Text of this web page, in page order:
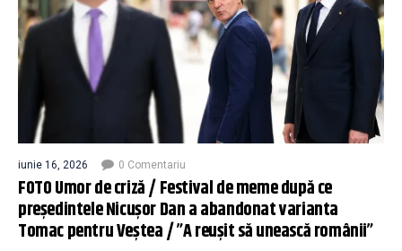
iunie 16, 2026 0 Comentariu
FOTO Umor de criză / Festival de meme după ce
președintele Nicușor Dan a abandonat varianta
Tomac pentru Veștea / ”A reușit să unească românii”